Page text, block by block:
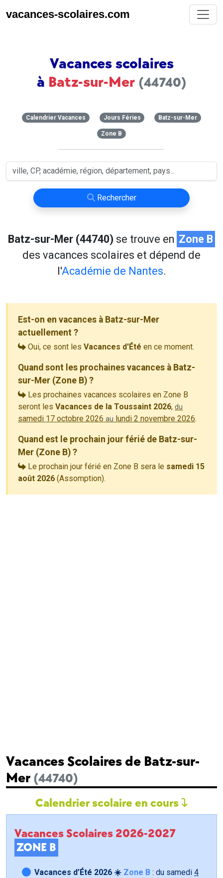
vacances-scolaires.com
Vacances scolaires
à Batz-sur-Mer (44740)
Calendrier Vacances Jours Féries Batz-sur-Mer
Zone B
Rechercher
Batz-sur-Mer (44740) se trouve en Zone B
des vacances scolaires et dépend de
l'Académie de Nantes.
Est-on en vacances à Batz-sur-Mer
actuellement ?
Oui, ce sont les Vacances d'Été en ce moment.
Quand sont les prochaines vacances à Batz-
sur-Mer (Zone B) ?
Les prochaines vacances scolaires en Zone B
seront les Vacances de la Toussaint 2026, du
samedi 17 octobre 2026 au lundi 2 novembre 2026.
Quand est le prochain jour férié de Batz-sur-
Mer (Zone B) ?
Le prochain jour férié en Zone B sera le samedi 15
août 2026 (Assomption).
Vacances Scolaires de Batz-sur-
Mer (44740)
Calendrier scolaire en cours
Vacances Scolaires 2026-2027
ZONE B
Vacances d’Été 2026 ☀️ Zone B : du samedi 4